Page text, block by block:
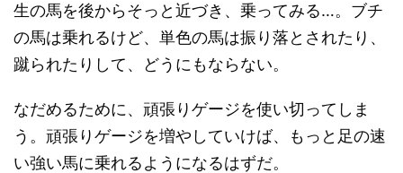
生の馬を後からそっと近づき、乗ってみる…。ブチ
の馬は乗れるけど、単色の馬は振り落とされたり、
蹴られたりして、どうにもならない。
なだめるために、頑張りゲージを使い切ってしま
う。頑張りゲージを増やしていけば、もっと足の速
い強い馬に乗れるようになるはずだ。